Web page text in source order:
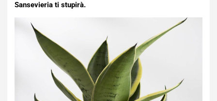
Sansevieria ti stupirà.